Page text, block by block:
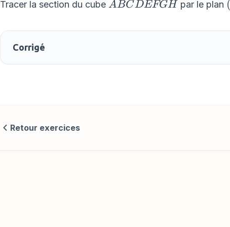
Tracer la section du cube ABCDEFGH
ABCDEFGH par le plan (
Corrigé
Retour exercices